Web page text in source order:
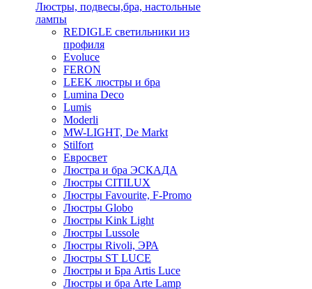
Люстры, подвесы,бра, настольные
лампы
REDIGLE светильники из
профиля
Evoluce
FERON
LEEK люстры и бра
Lumina Deco
Lumis
Moderli
MW-LIGHT, De Markt
Stilfort
Евросвет
Люстра и бра ЭСКАДА
Люстры CITILUX
Люстры Favourite, F-Promo
Люстры Globo
Люстры Kink Light
Люстры Lussole
Люстры Rivoli, ЭРА
Люстры ST LUCE
Люстры и Бра Artis Luce
Люстры и бра Arte Lamp